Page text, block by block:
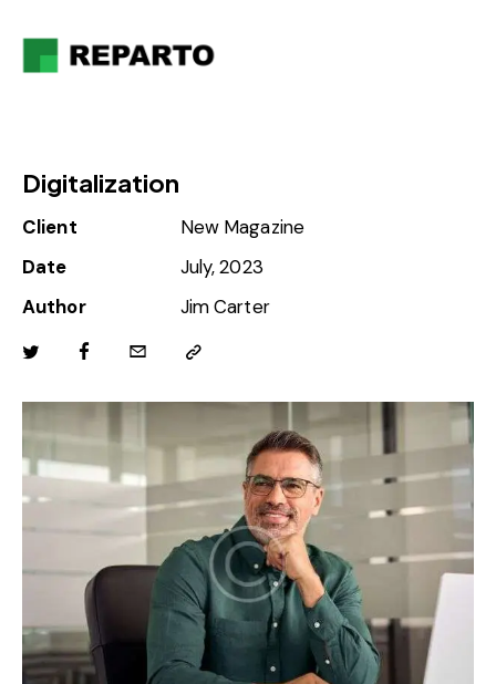
Digitalization
Client
New Magazine
Date
July, 2023
Author
Jim Carter